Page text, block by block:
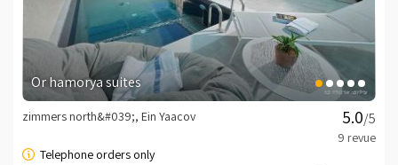
Or hamorya suites
/5
zimmers north&#039;, Ein Yaacov